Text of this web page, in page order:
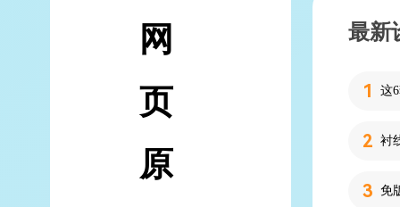
网
页
原
最新